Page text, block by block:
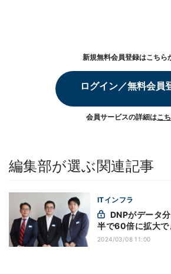
新規無料会員登録はこちら
ログイン／無料会員
会員サービスの詳細はこ
編集部が選ぶ関連記事
ITインフラ
半で60倍に拡大で
2024/03/08 11:00